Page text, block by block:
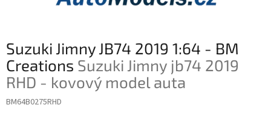
Suzuki Jimny JB74 2019 1:64 - BM
Creations Suzuki Jimny jb74 2019
RHD - kovový model auta
BM64B0275RHD